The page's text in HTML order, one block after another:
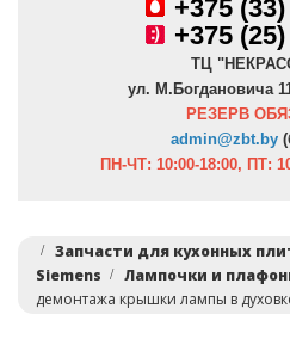
+375
+375
ТЦ
ул. М.Богдановича
РЕЗЕРВ
admin@zbt.by
ПН-ЧТ: 10:00-18:00, ПТ:
Запчасти для кухонных
Siemens
Лампочки и
демонтажа крышки лампы в